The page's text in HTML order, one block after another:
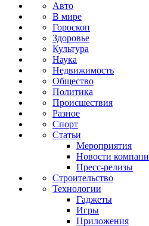
Авто
В мире
Гороскоп
Здоровье
Культура
Наука
Недвижимость
Общество
Политика
Происшествия
Разное
Спорт
Статьи
Мероприятия
Новости
Пресс-релизы
Строительство
Технологии
Гаджеты
Игры
Приложения